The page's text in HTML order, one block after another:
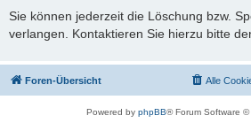
Sie können jederzeit die Löschung bzw.
verlangen. Kontaktieren Sie hierzu bitte
Foren-Übersicht Alle
Powered by phpBB® Forum Software ©